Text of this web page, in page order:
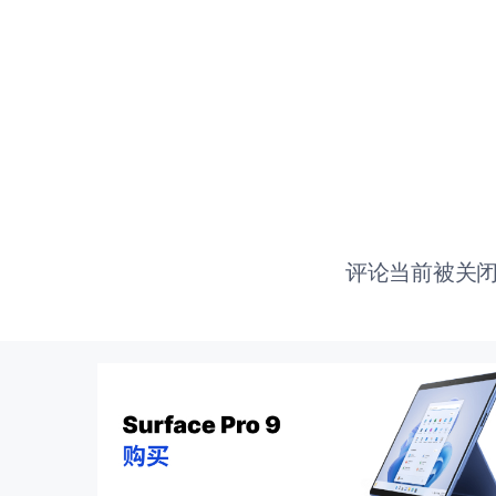
评论当前被关